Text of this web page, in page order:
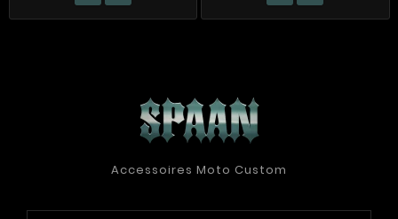
Accessoires Moto Custom